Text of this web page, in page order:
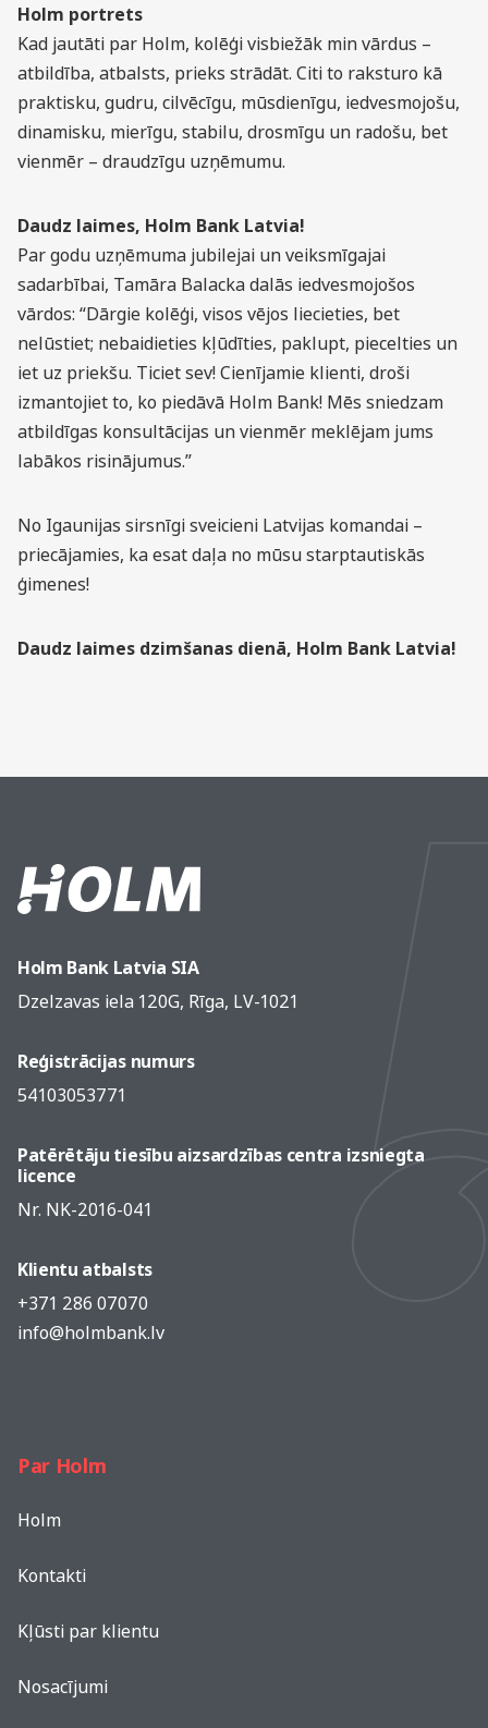
Holm portrets
Kad jautāti par Holm, kolēģi visbiežāk min vārdus –
atbildība, atbalsts, prieks strādāt. Citi to raksturo kā
praktisku, gudru, cilvēcīgu, mūsdienīgu, iedvesmojošu,
dinamisku, mierīgu, stabilu, drosmīgu un radošu, bet
vienmēr – draudzīgu uzņēmumu.
Daudz laimes, Holm Bank Latvia!
Par godu uzņēmuma jubilejai un veiksmīgajai
sadarbībai, Tamāra Balacka dalās iedvesmojošos
vārdos: “Dārgie kolēģi, visos vējos liecieties, bet
nelūstiet; nebaidieties kļūdīties, paklupt, piecelties un
iet uz priekšu. Ticiet sev! Cienījamie klienti, droši
izmantojiet to, ko piedāvā Holm Bank! Mēs sniedzam
atbildīgas konsultācijas un vienmēr meklējam jums
labākos risinājumus.”
No Igaunijas sirsnīgi sveicieni Latvijas komandai –
priecājamies, ka esat daļa no mūsu starptautiskās
ģimenes!
Daudz laimes dzimšanas dienā, Holm Bank Latvia!
Holm Bank Latvia SIA
Dzelzavas iela 120G, Rīga, LV-1021
Reģistrācijas numurs
54103053771
Patērētāju tiesību aizsardzības centra izsniegta
licence
Nr. NK-2016-041
Klientu atbalsts
+371 286 07070
info@holmbank.lv
Par Holm
Holm
Kontakti
Kļūsti par klientu
Nosacījumi